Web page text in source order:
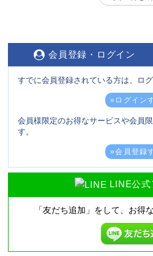
会員登録・ログイン
すでに会員登録されている方は、ログ
»ログイン
会員様限定のお得なサービスや会員
す。
»会員登録
LINE公式
「友だち追加」をして、 お得